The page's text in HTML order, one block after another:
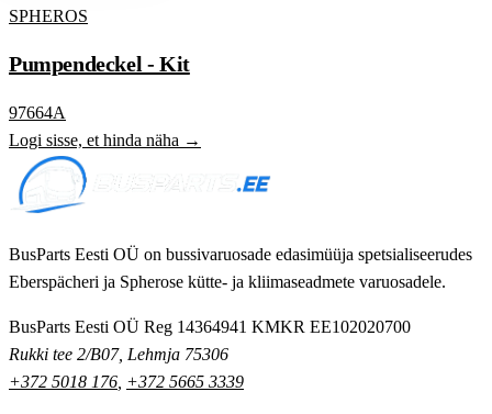
SPHEROS
Pumpendeckel - Kit
97664A
Logi sisse, et hinda näha →
BusParts Eesti OÜ on bussivaruosade edasimüüja spetsialiseerudes
Eberspächeri ja Spherose kütte- ja kliimaseadmete varuosadele.
BusParts Eesti OÜ Reg 14364941 KMKR EE102020700
Rukki tee 2/B07, Lehmja 75306
+372 5018 176 +372 5665 3339